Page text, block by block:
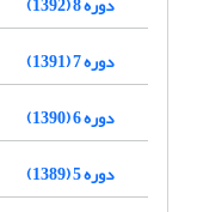
دوره 7 (1391)
دوره 6 (1390)
دوره 5 (1389)